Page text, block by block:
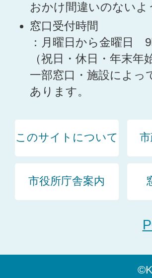
おかけ間違いのない
窓口受付時間
：月曜日から金曜日
（祝日・休日・年末年
一部窓口・施設によっ
あります。
このサイトについて
市役所庁舎案内